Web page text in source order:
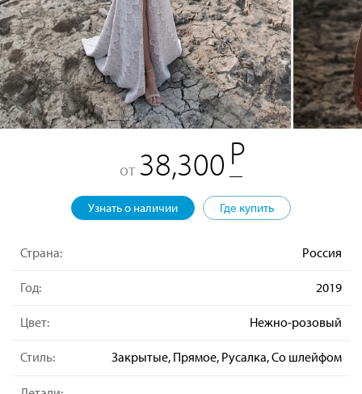
от 38,300
Узнать о наличии Где купить
Страна: Россия
Год: 2019
Цвет: Нежно-розовый
Стиль: Закрытые, Прямое, Русалка, Со шлейфом